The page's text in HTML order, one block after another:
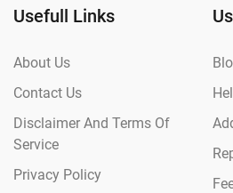
Usefull Links
About Us
Contact Us
Disclaimer And Terms Of
Service
Privacy Policy